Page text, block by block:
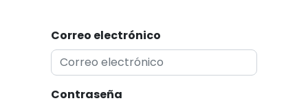
Correo electrónico
Contraseña